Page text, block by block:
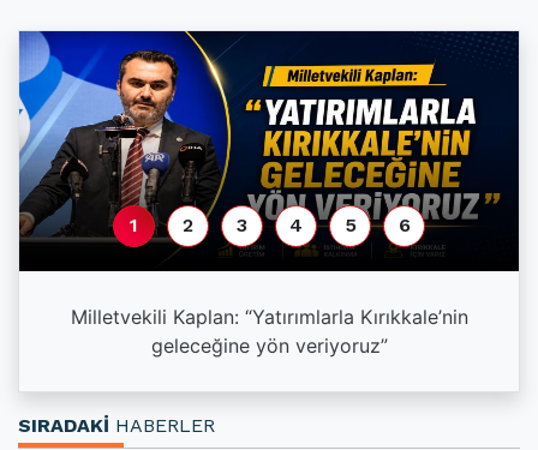
Milletvekili Kaplan: “Yatırımlarla Kırıkkale’nin
geleceğine yön veriyoruz”
1 2 3 4 5 6
SIRADAKİ HABERLER